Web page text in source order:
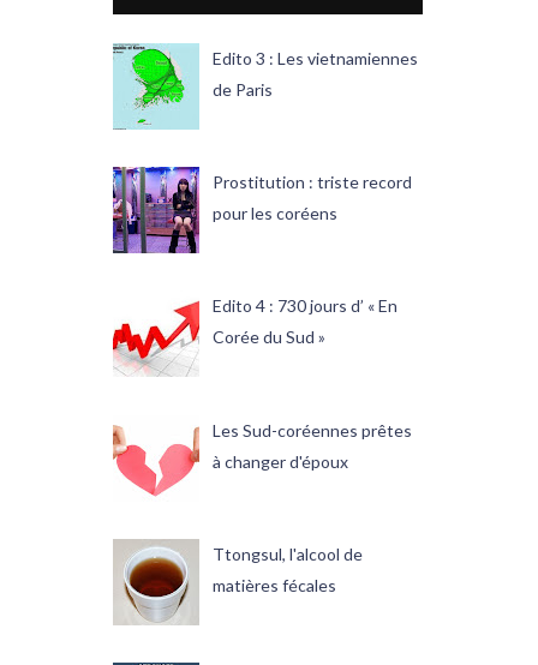
Edito 3 : Les vietnamiennes
de Paris
Prostitution : triste record
pour les coréens
Edito 4 : 730 jours d’ « En
Corée du Sud »
Les Sud-coréennes prêtes
à changer d'époux
Ttongsul, l'alcool de
matières fécales